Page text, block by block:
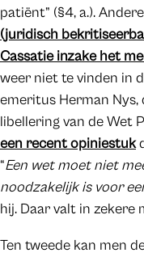
patiënt” (§4, a.).
(juridisch
Cassatie inzake het
weer niet te vinden in
emeritus Herman
libellering van de Wet
een recent opiniestuk
“Een wet moet niet
noodzakelijk is voor
hij. Daar valt in zekere
Ten tweede kan men